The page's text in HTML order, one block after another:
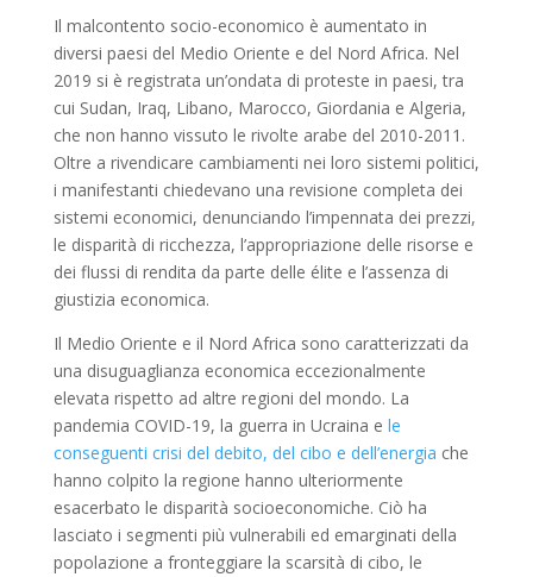
Il malcontento socio-economico è aumentato in
diversi paesi del Medio Oriente e del Nord Africa. Nel
2019 si è registrata un’ondata di proteste in paesi, tra
cui Sudan, Iraq, Libano, Marocco, Giordania e Algeria,
che non hanno vissuto le rivolte arabe del 2010-2011.
Oltre a rivendicare cambiamenti nei loro sistemi politici,
i manifestanti chiedevano una revisione completa dei
sistemi economici, denunciando l’impennata dei prezzi,
le disparità di ricchezza, l’appropriazione delle risorse e
dei flussi di rendita da parte delle élite e l’assenza di
giustizia economica.
Il Medio Oriente e il Nord Africa sono caratterizzati da
una disuguaglianza economica eccezionalmente
elevata rispetto ad altre regioni del mondo. La
pandemia COVID-19, la guerra in Ucraina e le
conseguenti crisi del debito, del cibo e dell’energia che
hanno colpito la regione hanno ulteriormente
esacerbato le disparità socioeconomiche. Ciò ha
lasciato i segmenti più vulnerabili ed emarginati della
popolazione a fronteggiare la scarsità di cibo, le